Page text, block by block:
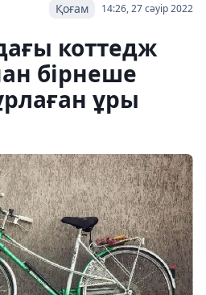
14:26, 27 сәуір 2022
Қоғам
коттедж
бірнеше
ұры